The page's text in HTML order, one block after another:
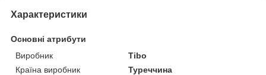
Характеристики
Основні атрибути
Виробник
Tibo
Країна виробник
Туреччина